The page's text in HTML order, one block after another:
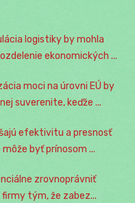
logistiky by mohla
ekonomických ...
moci na úrovni EÚ by
suverenite, keďže ...
efektivitu a presnosť
byť prínosom ...
zrovnoprávniť
tým, že zabez...